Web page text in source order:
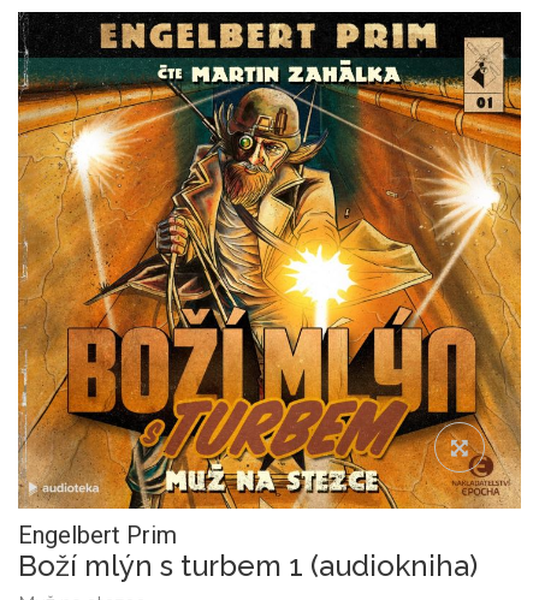
Engelbert Prim
Boží mlýn s turbem 1 (audiokniha)